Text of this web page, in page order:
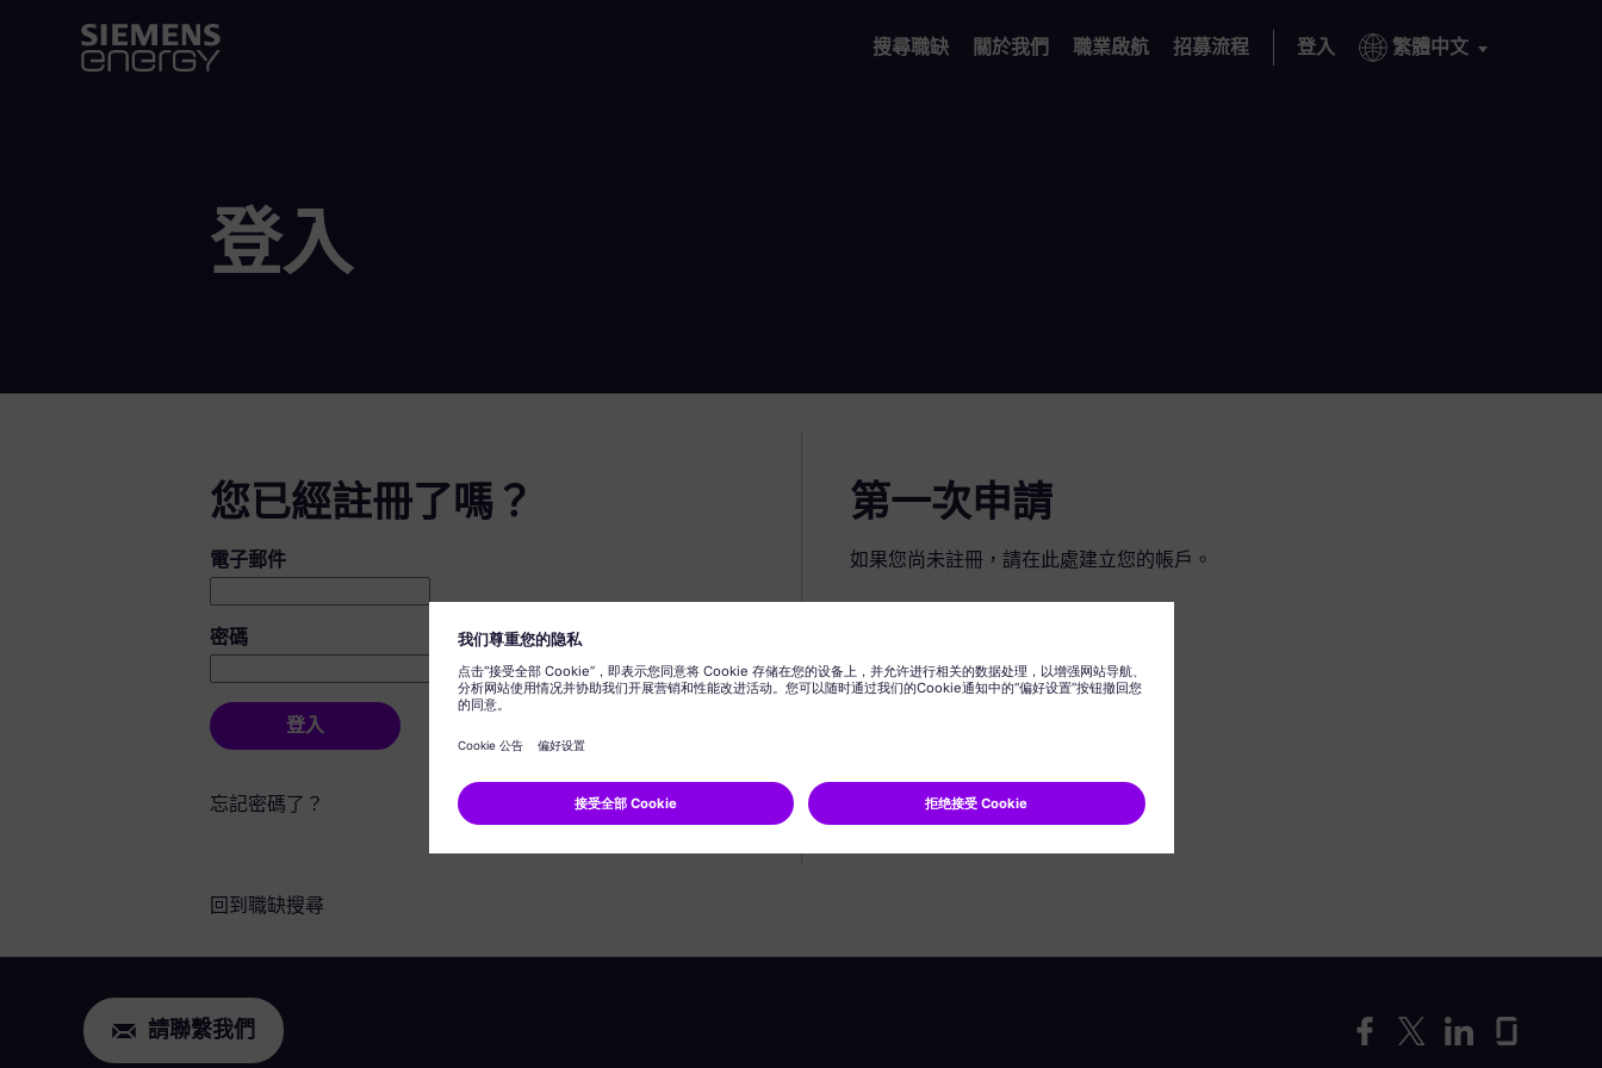
搜尋職缺 關於我們 職業啟航 招募流程 登入 繁體中文
登入
您已經註冊了嗎？
登入：使用者和密碼
電子郵件
密碼
登入
忘記密碼了？
第一次申請
如果您尚未註冊，請在此處建立您的帳戶。
回到職缺搜尋
請聯繫我們